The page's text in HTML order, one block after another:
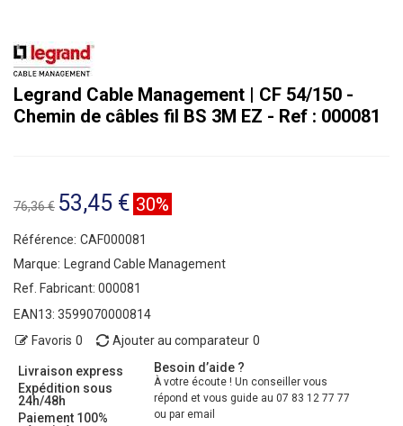
Legrand Cable Management | CF 54/150 -
Chemin de câbles fil BS 3M EZ - Ref : 000081
76,36 € 53,45 € 30%
Référence: CAF000081
Marque:
Legrand Cable Management
Ref. Fabricant: 000081
EAN13: 3599070000814
Favoris 0 Ajouter au comparateur 0
Livraison express
Expédition sous
24h/48h
Paiement 100%
Besoin d’aide ?
À votre écoute ! Un conseiller vous
répond et vous guide au 07 83 12 77 77
ou par email